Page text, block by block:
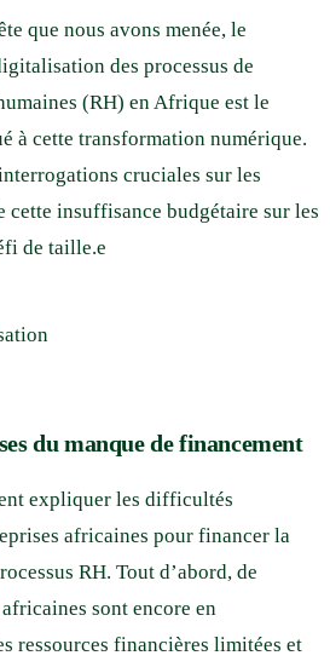
que nous avons menée, le
des processus de
(RH) en Afrique est le
à cette transformation numérique.
cruciales sur les
cette insuffisance budgétaire sur les
de taille.e
du manque de financement​
expliquer les difficultés
africaines pour financer la
RH. Tout d’abord, de
sont encore en
ressources financières limitées et